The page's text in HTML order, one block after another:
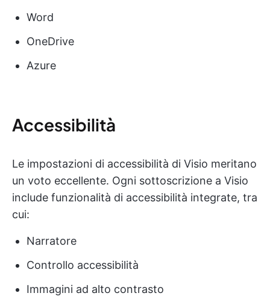
Word
OneDrive
Azure
Accessibilità
Le impostazioni di accessibilità di Visio meritano
un voto eccellente. Ogni sottoscrizione a Visio
include funzionalità di accessibilità integrate, tra
cui:
Narratore
Controllo accessibilità
Immagini ad alto contrasto